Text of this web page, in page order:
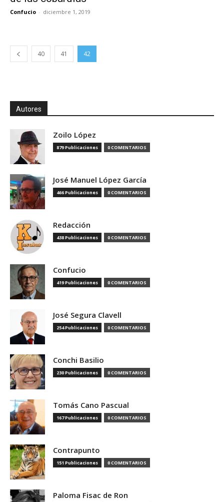
Confucio - diciembre 1, 2019
40 41 42
Autores
Zoilo López
879 Publicaciones 0 COMENTARIOS
José Manuel López García
466 Publicaciones 0 COMENTARIOS
Redacción
438 Publicaciones 0 COMENTARIOS
Confucio
419 Publicaciones 0 COMENTARIOS
José Segura Clavell
254 Publicaciones 0 COMENTARIOS
Conchi Basilio
230 Publicaciones 0 COMENTARIOS
Tomás Cano Pascual
167 Publicaciones 0 COMENTARIOS
Contrapunto
151 Publicaciones 0 COMENTARIOS
Paloma Fisac de Ron